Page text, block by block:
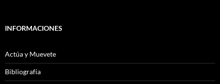
INFORMACIONES
Actúa y Muevete
Bibliografía